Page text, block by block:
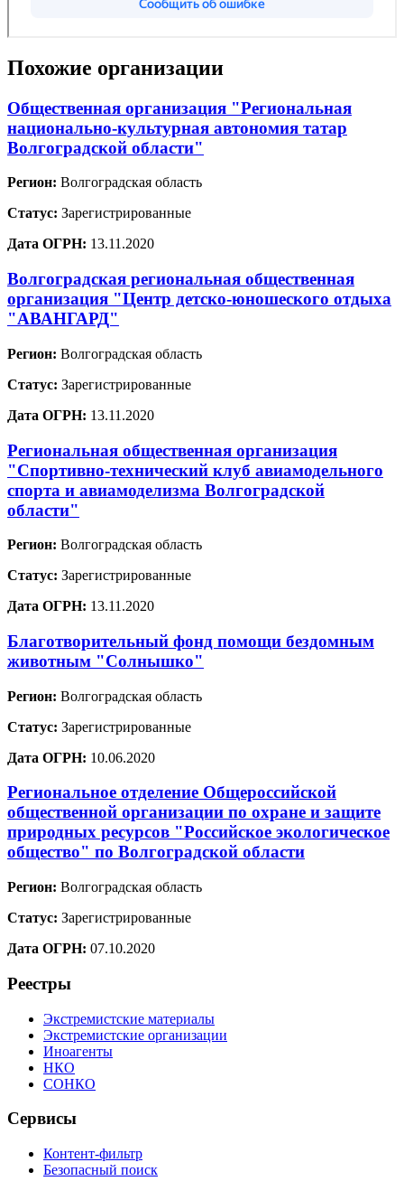
Похожие организации
Общественная организация "Региональная
национально-культурная автономия татар
Волгоградской области"
Регион: Волгоградская область
Статус: Зарегистрированные
Дата ОГРН: 13.11.2020
Волгоградская региональная общественная
организация "Центр детско-юношеского отдыха
"АВАНГАРД"
Регион: Волгоградская область
Статус: Зарегистрированные
Дата ОГРН: 13.11.2020
Региональная общественная организация
"Спортивно-технический клуб авиамодельного
спорта и авиамоделизма Волгоградской
области"
Регион: Волгоградская область
Статус: Зарегистрированные
Дата ОГРН: 13.11.2020
Благотворительный фонд помощи бездомным
животным "Солнышко"
Регион: Волгоградская область
Статус: Зарегистрированные
Дата ОГРН: 10.06.2020
Региональное отделение Общероссийской
общественной организации по охране и защите
природных ресурсов "Российское экологическое
общество" по Волгоградской области
Регион: Волгоградская область
Статус: Зарегистрированные
Дата ОГРН: 07.10.2020
Реестры
Экстремистские материалы
Экстремистские организации
Иноагенты
НКО
СОНКО
Сервисы
Контент-фильтр
Безопасный поиск